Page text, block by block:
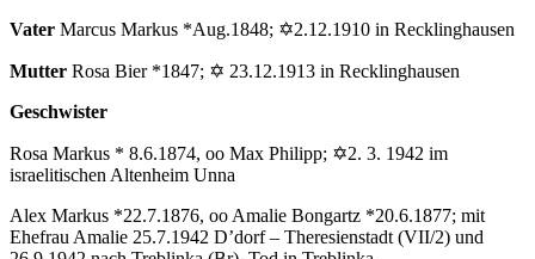
Vater Marcus Markus *Aug.1848; ✡2.12.1910 in Recklinghausen
Mutter Rosa Bier *1847; ✡ 23.12.1913 in Recklinghausen
Geschwister
Rosa Markus * 8.6.1874, oo Max Philipp; ✡2. 3. 1942 im
israelitischen Altenheim Unna
Alex Markus *22.7.1876, oo Amalie Bongartz *20.6.1877; mit
Ehefrau Amalie 25.7.1942 D’dorf – Theresienstadt (VII/2) und